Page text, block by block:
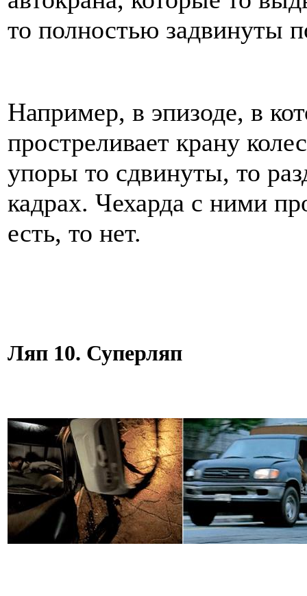
то полностью задвинуты
Например, в эпизоде, в
простреливает крану
упоры то сдвинуты, то
кадрах. Чехарда с ними
есть, то нет.
Ляп 10. Суперляп